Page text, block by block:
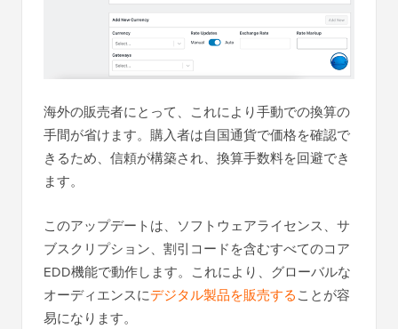
海外の販売者にとって、これにより手動での換算の
手間が省けます。購入者は自国通貨で価格を確認で
きるため、信頼が構築され、換算手数料を回避でき
ます。
このアップデートは、ソフトウェアライセンス、サ
ブスクリプション、割引コードを含むすべてのコア
EDD機能で動作します。これにより、グローバルな
オーディエンスにデジタル製品を販売することが容
易になります。